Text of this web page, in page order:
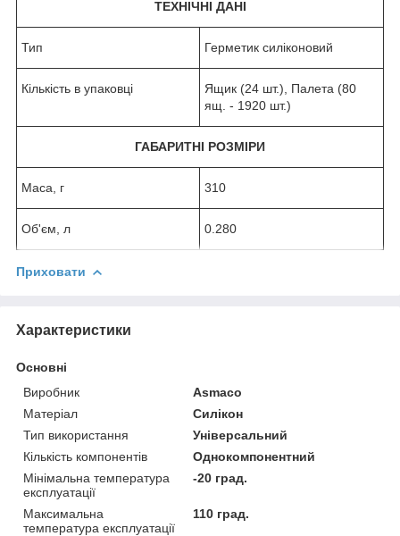
ТЕХНІЧНІ ДАНІ
Тип Герметик силіконовий
Кількість в упаковці
Ящик (24 шт.), Палета (80
ящ. - 1920 шт.)
ГАБАРИТНІ РОЗМІРИ
Маса, г 310
Об'єм, л 0.280
Приховати
Характеристики
Основні
Виробник
Asmaco
Матеріал
Силікон
Тип використання
Універсальний
Кількість компонентів
Однокомпонентний
Мінімальна температура
експлуатації
-20 град.
Максимальна
температура експлуатації
110 град.